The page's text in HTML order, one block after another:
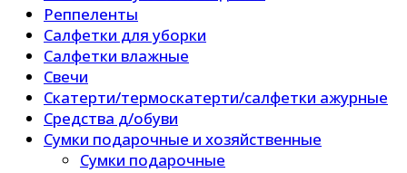
Реппеленты
Салфетки для уборки
Салфетки влажные
Свечи
Скатерти/термоскатерти/салфетки ажурные
Средства д/обуви
Сумки подарочные и хозяйственные
Сумки подарочные